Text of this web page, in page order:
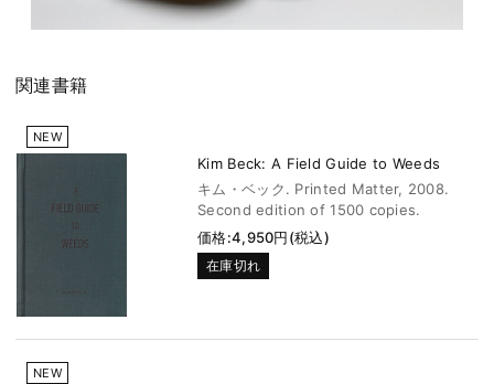
関連書籍
NEW
Kim Beck: A Field Guide to Weeds
キム・ベック. Printed Matter, 2008.
Second edition of 1500 copies.
価格:4,950円(税込)
在庫切れ
NEW